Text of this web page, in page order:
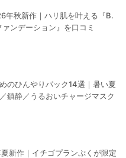
年秋新作｜ハリ肌を叶える『B.
ンデーション』を口コミ
のひんやりパック14選｜暑い夏
鎮静／うるおいチャージマスク
新作｜イチゴプランぷくが限定